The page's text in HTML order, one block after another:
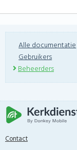
Alle documentatie
Gebruikers
Beheerders
Contact